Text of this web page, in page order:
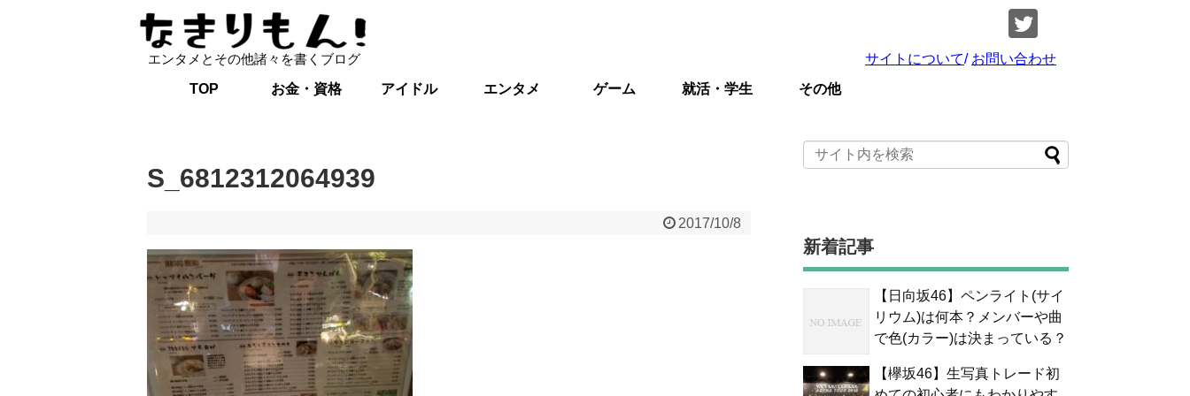
エンタメとその他諸々を書くブログ サイトについて/ お問い合わせ
TOP
お金・資格 アイドル エンタメ ゲーム 就活・学生 その他
S_6812312064939
2017/10/8
新着記事
【日向坂46】ペンライト(サイ
リウム)は何本？メンバーや曲
で色(カラー)は決まっている？
【欅坂46】生写真トレード初